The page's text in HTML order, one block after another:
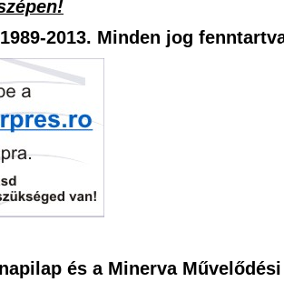
2013. Minden jog
és a Minerva